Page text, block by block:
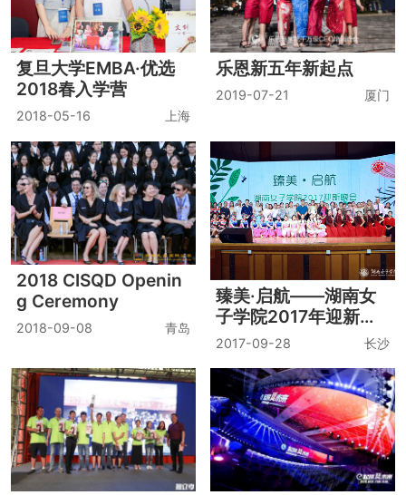
复旦大学EMBA·优选
2018春入学营
2018-05-16 上海
乐恩新五年新起点
2019-07-21 厦门
2018 CISQD Openin
g Ceremony
2018-09-08 青岛
臻美·启航——湖南女
子学院2017年迎新晚
会
2017-09-28 长沙